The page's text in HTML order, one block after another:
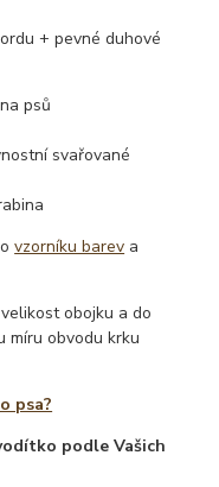
+ pevné duhové
psů
svařované
vzorníku barev a
obojku a do
míru obvodu krku
psa?
podle Vašich